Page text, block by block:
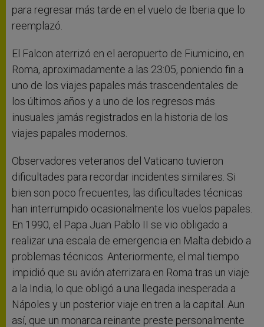
para regresar más tarde en el vuelo de Iberia que lo
reemplazó.
El Falcon aterrizó en el aeropuerto de Fiumicino, en
Roma, aproximadamente a las 23:05, poniendo fin a
uno de los viajes papales más trascendentales de
los últimos años y a uno de los regresos más
inusuales jamás registrados en la historia de los
viajes papales modernos.
Observadores veteranos del Vaticano tuvieron
dificultades para recordar incidentes similares. Si
bien son poco frecuentes, las dificultades técnicas
han interrumpido ocasionalmente los vuelos papales.
En 1990, el Papa Juan Pablo II se vio obligado a
realizar una escala de emergencia en Malta debido a
problemas técnicos. Anteriormente, el mal tiempo
impidió que su avión aterrizara en Roma tras un viaje
a la India, lo que obligó a una llegada inesperada a
Nápoles y un posterior viaje en tren a la capital. Aun
así, que un monarca reinante preste personalmente